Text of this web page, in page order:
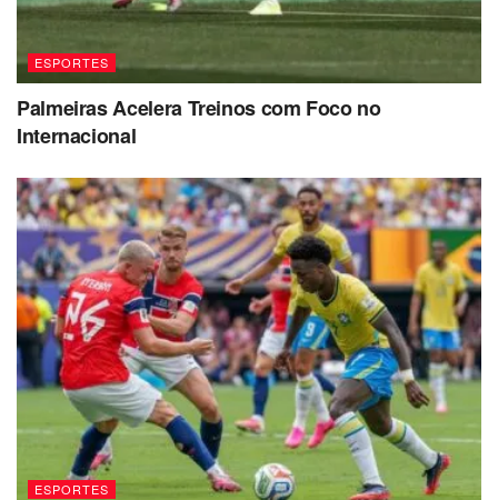
ESPORTES
Palmeiras Acelera Treinos com Foco no
Internacional
ESPORTES